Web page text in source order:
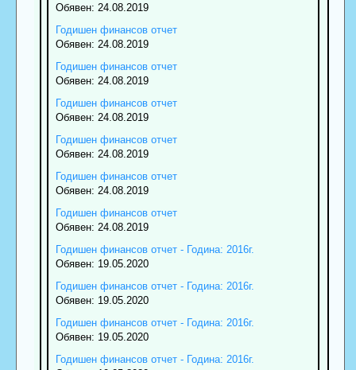
Обявен: 24.08.2019
Годишен финансов отчет
Обявен: 24.08.2019
Годишен финансов отчет
Обявен: 24.08.2019
Годишен финансов отчет
Обявен: 24.08.2019
Годишен финансов отчет
Обявен: 24.08.2019
Годишен финансов отчет
Обявен: 24.08.2019
Годишен финансов отчет
Обявен: 24.08.2019
Годишен финансов отчет - Година: 2016г.
Обявен: 19.05.2020
Годишен финансов отчет - Година: 2016г.
Обявен: 19.05.2020
Годишен финансов отчет - Година: 2016г.
Обявен: 19.05.2020
Годишен финансов отчет - Година: 2016г.